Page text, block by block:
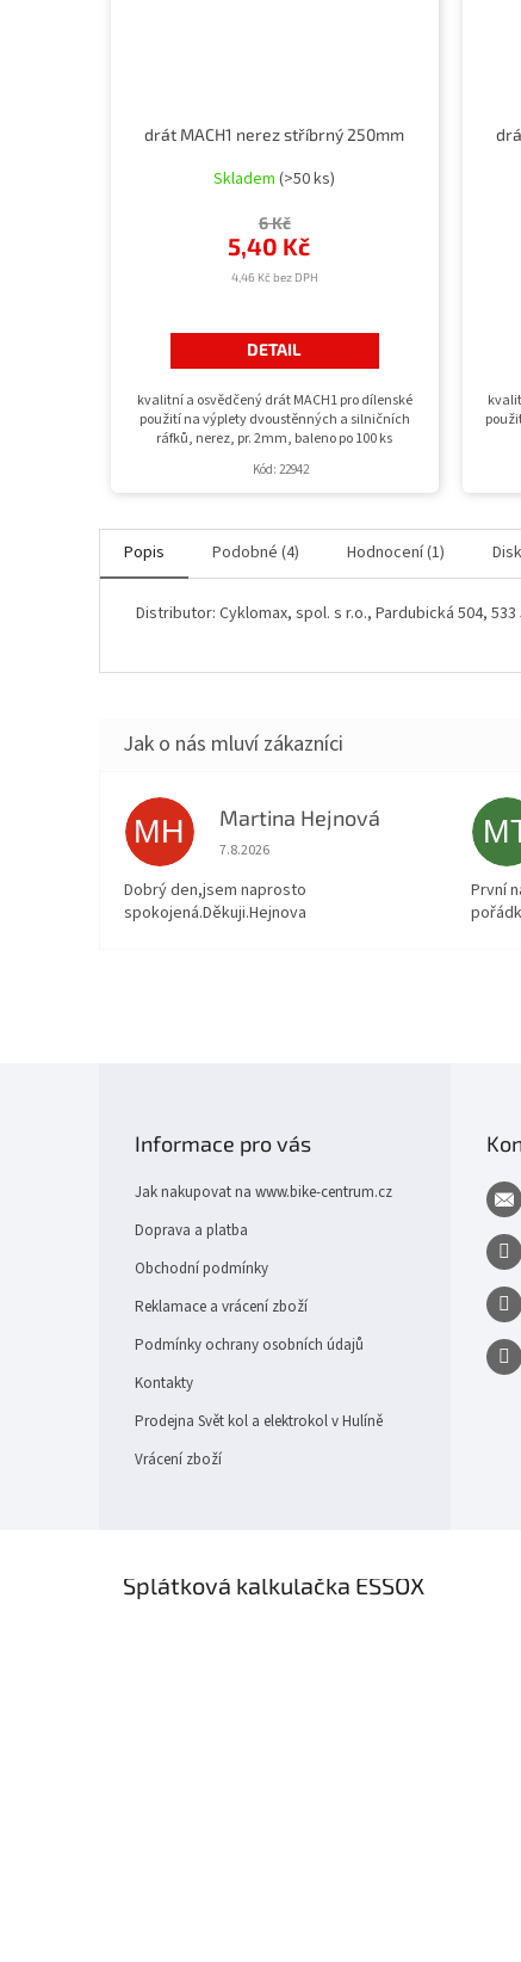
drát MACH1 nerez stříbrný 250mm
Skladem(>50 ks)
4,46 Kč bez DPH
5,40 Kč
6 Kč
DETAIL
kvalitní a osvědčený drát MACH1 pro dílenské
použití na výplety dvoustěnných a silničních
ráfků, nerez, pr. 2mm, baleno po 100 ks
Kód: 22942
Popis Podobné (4) Hodnocení (1)
Distributor: Cyklomax, spol. s r.o., Pardubická 504,
MH Martina Hejnová
Hodnocení obchodu je 5 z 5 hvězdiček.
7.8.2026
Dobrý den,jsem naprosto
spokojená.Děkuji.Hejnova
První
Informace pro vás
Jak nakupovat na www.bike-centrum.cz
Doprava a platba
Obchodní podmínky
Reklamace a vrácení zboží
Podmínky ochrany osobních údajů
Kontakty
Prodejna Svět kol a elektrokol v Hulíně
Vrácení zboží
Splátková kalkulačka ESSOX